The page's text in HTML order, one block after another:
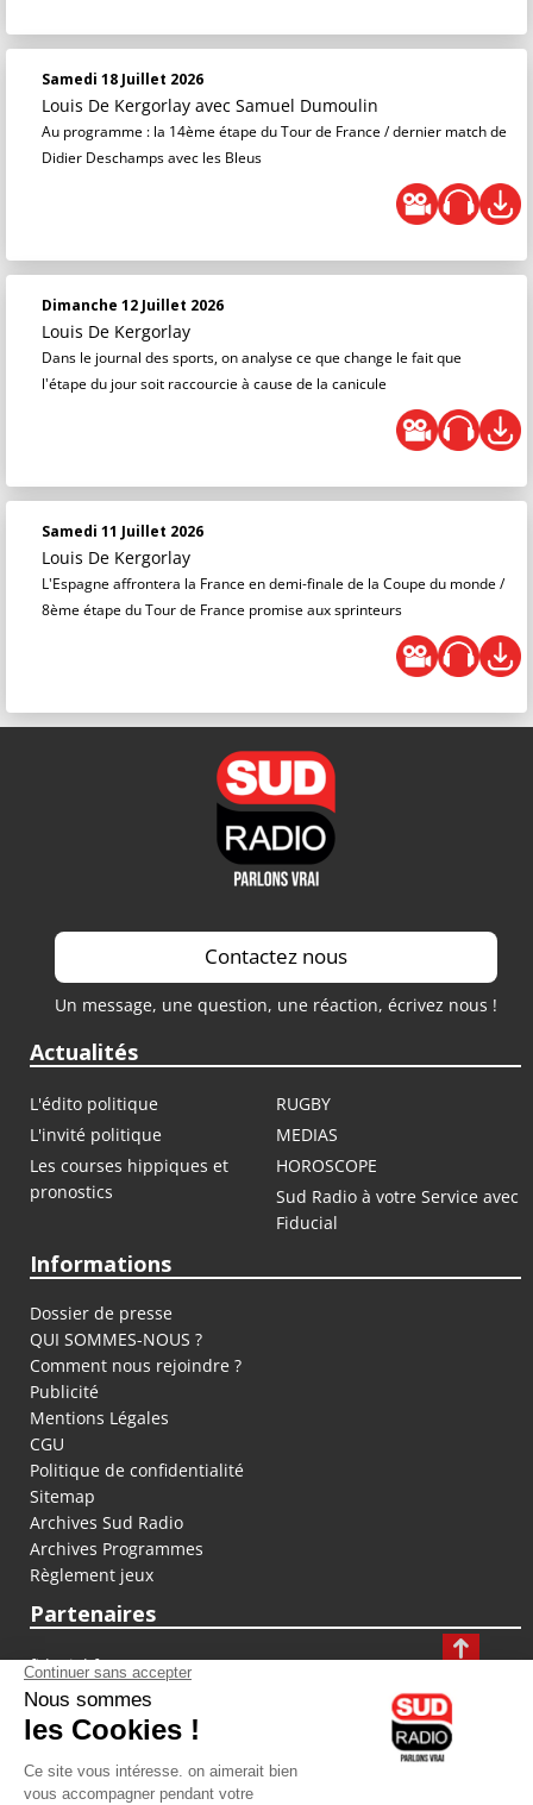
Samedi 18 Juillet 2026
Louis De Kergorlay avec Samuel Dumoulin
Au programme : la 14ème étape du Tour de France / dernier match de
Didier Deschamps avec les Bleus
Dimanche 12 Juillet 2026
Louis De Kergorlay
Dans le journal des sports, on analyse ce que change le fait que
l'étape du jour soit raccourcie à cause de la canicule
Samedi 11 Juillet 2026
Louis De Kergorlay
L'Espagne affrontera la France en demi-finale de la Coupe du monde /
8ème étape du Tour de France promise aux sprinteurs
Contactez nous
Un message, une question, une réaction, écrivez nous !
Actualités
L'édito politique
RUGBY
L'invité politique
MEDIAS
Les courses hippiques et
pronostics
HOROSCOPE
Sud Radio à votre Service avec
Fiducial
Informations
Dossier de presse
QUI SOMMES-NOUS ?
Comment nous rejoindre ?
Publicité
Mentions Légales
CGU
Politique de confidentialité
Sitemap
Archives Sud Radio
Archives Programmes
Règlement jeux
Partenaires
fiducial.fr
lyoncapitale.fr
olympique-et-lyonnais.com
L'application Iphone / Android